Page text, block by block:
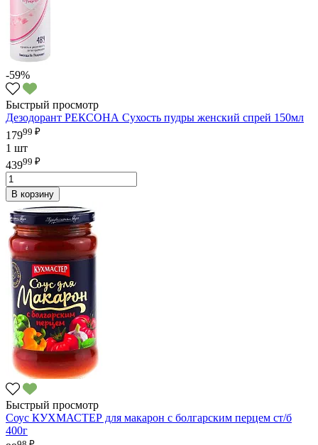
-59%
Быстрый просмотр
Дезодорант РЕКСОНА Сухость пудры женский спрей 150мл
17999 ₽
1 шт
43999 ₽
В корзину
Быстрый просмотр
Соус КУХМАСТЕР для макарон с болгарским перцем ст/б
400г